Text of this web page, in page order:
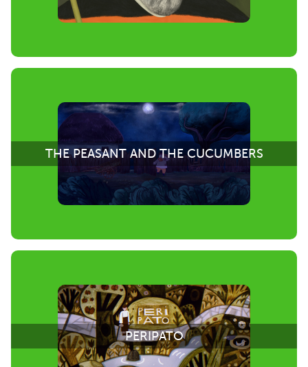
THE PEASANT AND THE CUCUMBERS
PERIPATO